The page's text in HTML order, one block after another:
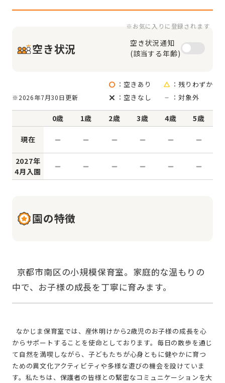
空き状況
※お気に入りに登録されます
空き状況通知
(該当する年齢)
※2026年7月30日更新
：空きあり
：残りわずか
：空きなし
：対象外
0歳 1歳 2歳 3歳 4歳 5歳
現在
2027年
4月入園
園の特徴
からサポートすることを使命としております。毎日の散歩を通じ
て自然を満喫しながら、子どもたちが心身ともに健やかに育つ
ための異文化アクティビティや多様な遊びの機会を設けていま
す。私たちは、保護者の皆様との緊密なコミュニケーションを大